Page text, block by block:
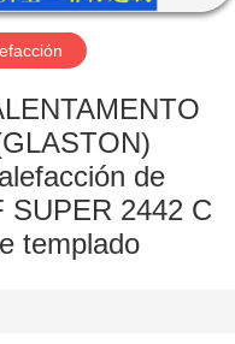
de
SUPER 2442 C
templado